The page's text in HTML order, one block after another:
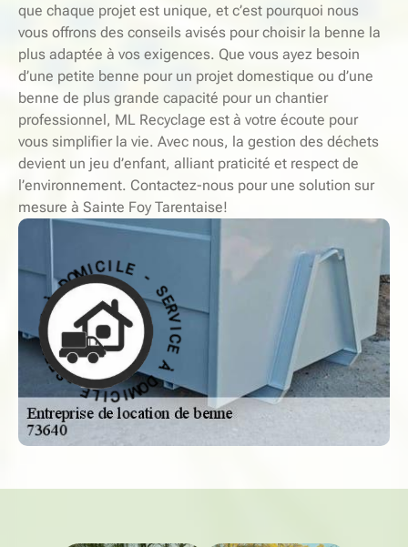
que chaque projet est unique, et c’est pourquoi nous
vous offrons des conseils avisés pour choisir la benne la
plus adaptée à vos exigences. Que vous ayez besoin
d’une petite benne pour un projet domestique ou d’une
benne de plus grande capacité pour un chantier
professionnel, ML Recyclage est à votre écoute pour
vous simplifier la vie. Avec nous, la gestion des déchets
devient un jeu d’enfant, alliant praticité et respect de
l’environnement. Contactez-nous pour une solution sur
mesure à Sainte Foy Tarentaise!
S
E
R
V
I
C
E
À
D
O
M
IC
ILE - SE R
VI
C
E
À
D
O
M
I
C
I
L
E
-